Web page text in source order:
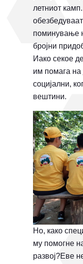
летниот
поминување
бројни
Иако секое
им помага на
социјални,
вештини.
Но, како
му помогне
развој?Еве